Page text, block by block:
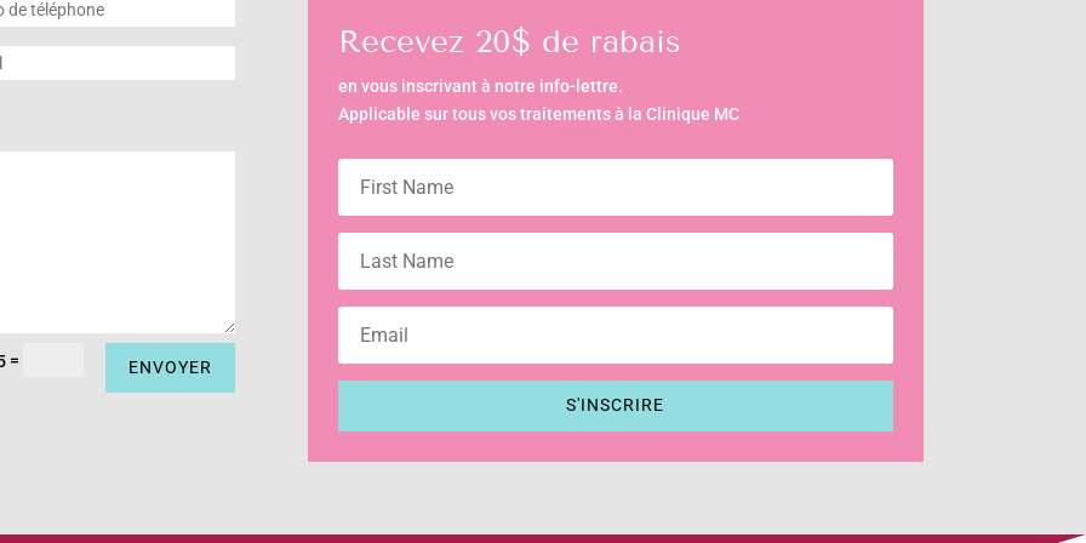
= ENVOYER
Recevez 20$ de rabais
en vous inscrivant à notre info-lettre.
Applicable sur tous vos traitements à la Clinique MC
S'INSCRIRE